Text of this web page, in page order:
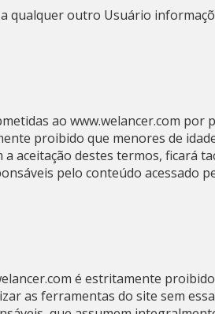
qualquer outro Usuário
ao www.welancer.com por
proibido que menores de
aceitação destes termos, ficará
pelo conteúdo acessado
é estritamente
as ferramentas do site sem